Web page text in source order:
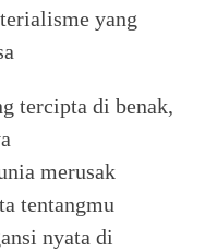
yang
tercipta di benak,
merusak
tentangmu
nyata di